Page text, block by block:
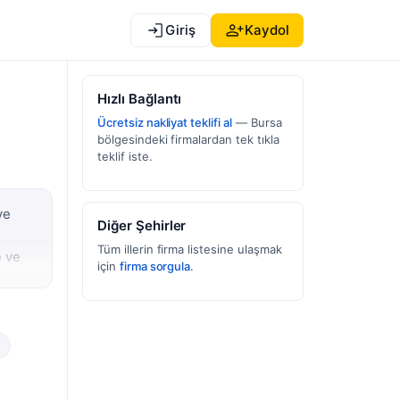
Giriş Kaydol
ve
Hızlı Bağlantı
Ücretsiz nakliyat teklifi al— Bursa
bölgesindeki firmalardan tek tıkla
teklif iste.
Diğer Şehirler
Tüm illerin firma listesine ulaşmak
için firma sorgula.